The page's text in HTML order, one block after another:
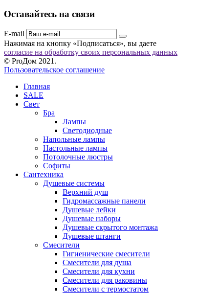
Оставайтесь на связи
E-mail
Нажимая на кнопку «Подписаться», вы даете
согласие на обработку своих персональных данных
© ProДом 2021.
Пользовательское соглашение
Главная
SALE
Свет
Бра
Лампы
Светодиодные
Напольные лампы
Настольные лампы
Потолочные люстры
Софиты
Сантехника
Душевые системы
Верхний душ
Гидромассажные панели
Душевые лейки
Душевые наборы
Душевые скрытого монтажа
Душевые штанги
Смесители
Гигиенические смесители
Смесители для душа
Смесители для кухни
Смесители для раковины
Смесители с термостатом